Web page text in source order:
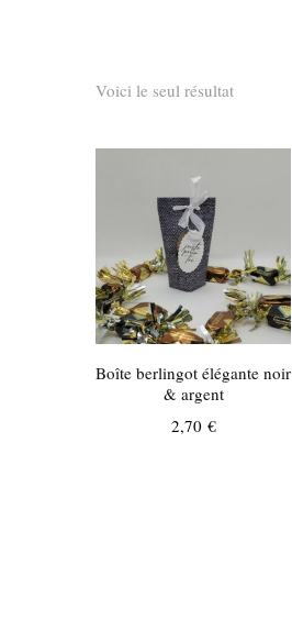
Voici le seul résultat
Boîte berlingot élégante noir
& argent
2,70 €